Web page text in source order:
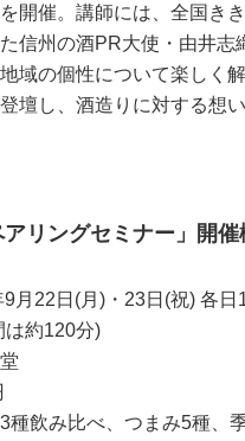
開催。講師には、全国き
信州の酒PR大使・由井志
域の個性について楽しく
壇し、酒造りに対する想
アリングセミナー」開催
9月22日(月)・23日(祝) 各
は約120分)
種飲み比べ、つまみ5種、